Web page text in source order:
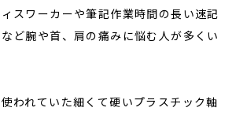
スワーカーや筆記作業時間の長い速記
ど腕や首、肩の痛みに悩む人が多くい
われていた細くて硬いプラスチック軸